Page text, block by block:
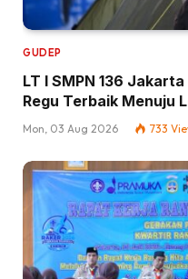
GUDEP
LT I SMPN 136
Regu Terbaik Menuju
Mon, 03 Aug 2026 733